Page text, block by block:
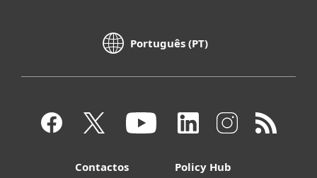
Português (PT)
Contactos Policy Hub